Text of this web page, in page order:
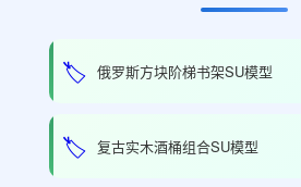
🏷️ 俄罗斯方块阶梯书架SU模型
🏷️ 复古实木酒桶组合SU模型